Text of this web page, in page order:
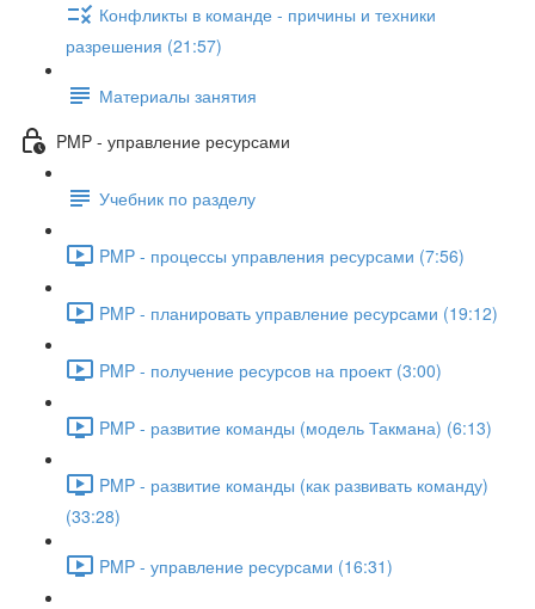
Конфликты в команде - причины и техники
разрешения (21:57)
Материалы занятия
PMP - управление ресурсами
Учебник по разделу
PMP - процессы управления ресурсами (7:56)
PMP - планировать управление ресурсами (19:12)
PMP - получение ресурсов на проект (3:00)
PMP - развитие команды (модель Такмана) (6:13)
PMP - развитие команды (как развивать команду)
(33:28)
PMP - управление ресурсами (16:31)